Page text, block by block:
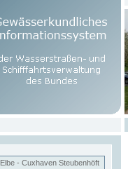
Elbe - Cuxhaven Steubenhöft